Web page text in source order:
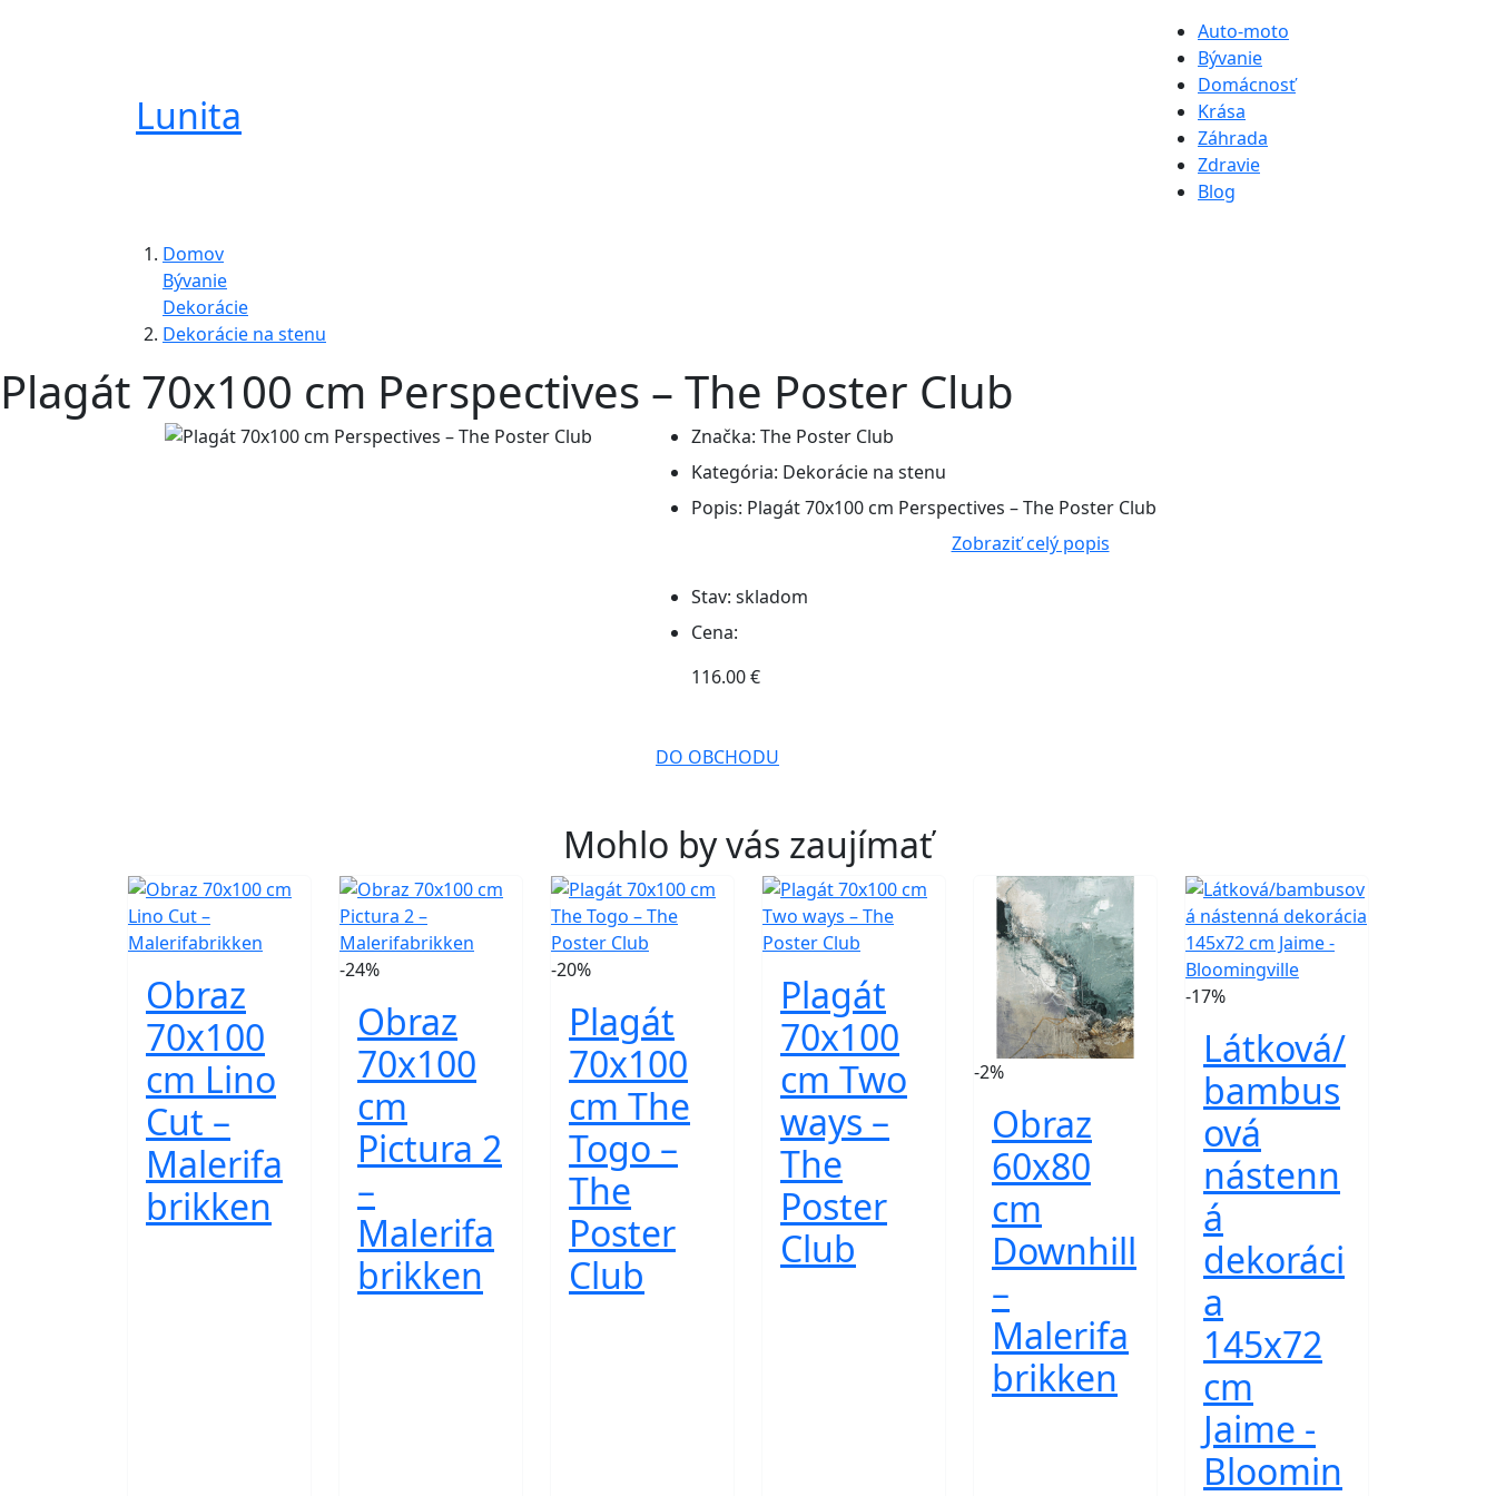
Lunita
Auto-moto
Bývanie
Domácnosť
Krása
Záhrada
Zdravie
Blog
Domov
Bývanie
Dekorácie
Dekorácie na stenu
Plagát 70x100 cm Perspectives – The Poster Club
Značka: The Poster Club
Kategória: Dekorácie na stenu
Popis: Plagát 70x100 cm Perspectives – The Poster Club
Zobraziť celý popis
Stav: skladom
Cena:
116.00 €
DO OBCHODU
Mohlo by vás zaujímať
Obraz
70x100
cm Lino
Cut –
Malerifa
brikken
-24%
Obraz
70x100
cm
Pictura 2
–
Malerifa
brikken
-20%
Plagát
70x100
cm The
Togo –
The
Poster
Club
Plagát
70x100
cm Two
ways –
The
Poster
Club
-2%
Obraz
60x80
cm
Downhill
–
Malerifa
brikken
-17%
Látková/
bambus
ová
nástenn
á
dekoráci
a
145x72
cm
Jaime -
Bloomin